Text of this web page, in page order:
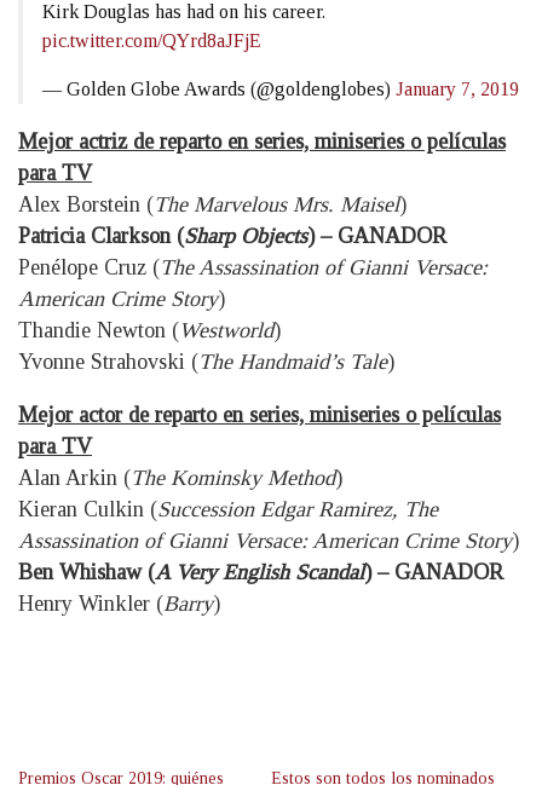
Kirk Douglas has had on his career.
pic.twitter.com/QYrd8aJFjE
— Golden Globe Awards (@goldenglobes) January 7, 2019
Mejor actriz de reparto en series, miniseries o películas
para TV
Alex Borstein (The Marvelous Mrs. Maisel)
Patricia Clarkson (Sharp Objects) – GANADOR
Penélope Cruz (The Assassination of Gianni Versace:
American Crime Story)
Thandie Newton (Westworld)
Yvonne Strahovski (The Handmaid’s Tale)
Mejor actor de reparto en series, miniseries o películas
para TV
Alan Arkin (The Kominsky Method)
Kieran Culkin (Succession Edgar Ramirez, The
Assassination of Gianni Versace: American Crime Story)
Ben Whishaw (A Very English Scandal) – GANADOR
Henry Winkler (Barry)
Premios Oscar 2019: quiénes
Estos son todos los nominados